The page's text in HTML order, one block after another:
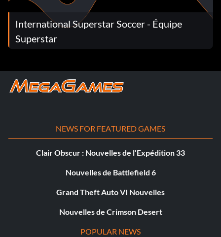
International Superstar Soccer - Équipe
Superstar
NEWS FOR FEATURED GAMES
Clair Obscur : Nouvelles de l'Expédition 33
Nouvelles de Battlefield 6
Grand Theft Auto VI Nouvelles
Nouvelles de Crimson Desert
POPULAR NEWS